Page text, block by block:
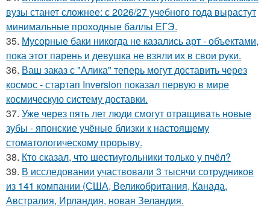
вузы станет сложнее: с 2026/27 учебного года вырастут
минимальные проходные баллы ЕГЭ.
35. Мусорные баки никогда не казались арт - объектами,
пока этот парень и девушка не взяли их в свои руки.
36. Ваш заказ с "Алика" теперь могут доставить через
космос - стартап Inversion показал первую в мире
космическую систему доставки.
37. Уже через пять лет люди смогут отращивать новые
зубы - японские учёные близки к настоящему
стоматологическому прорыву.
38. Кто сказал, что шестиугольники только у пчёл?
39. В исследовании участвовали 3 тысячи сотрудников
из 141 компании (США, Великобритания, Канада,
Австралия, Ирландия, новая Зеландия.